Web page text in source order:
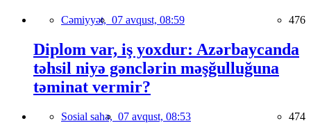
Cəmiyyət, 07 avqust, 08:59 476
Diplom var, iş yoxdur: Azərbaycanda
təhsil niyə gənclərin məşğulluğuna
təminat vermir?
Sosial sahə, 07 avqust, 08:53 474